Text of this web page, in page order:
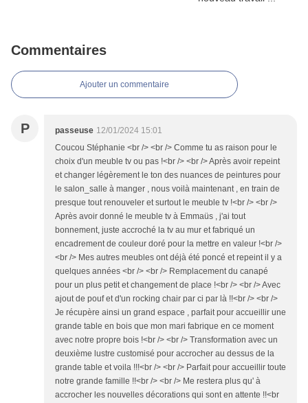
Commentaires
Ajouter un commentaire
P passeuse 12/01/2024 15:01
Coucou Stéphanie <br /> <br /> Comme tu as raison pour le
choix d'un meuble tv ou pas !<br /> <br /> Après avoir repeint
et changer légèrement le ton des nuances de peintures pour
le salon_salle à manger , nous voilà maintenant , en train de
presque tout renouveler et surtout le meuble tv !<br /> <br />
Après avoir donné le meuble tv à Emmaüs , j'ai tout
bonnement, juste accroché la tv au mur et fabriqué un
encadrement de couleur doré pour la mettre en valeur !<br />
<br /> Mes autres meubles ont déjà été poncé et repeint il y a
quelques années <br /> <br /> Remplacement du canapé
pour un plus petit et changement de place !<br /> <br /> Avec
ajout de pouf et d'un rocking chair par ci par là !!<br /> <br />
Je récupère ainsi un grand espace , parfait pour accueillir une
grande table en bois que mon mari fabrique en ce moment
avec notre propre bois !<br /> <br /> Transformation avec un
deuxième lustre customisé pour accrocher au dessus de la
grande table et voila !!!<br /> <br /> Parfait pour accueillir toute
notre grande famille !!<br /> <br /> Me restera plus qu' à
accrocher les nouvelles décorations qui sont en attente !!<br